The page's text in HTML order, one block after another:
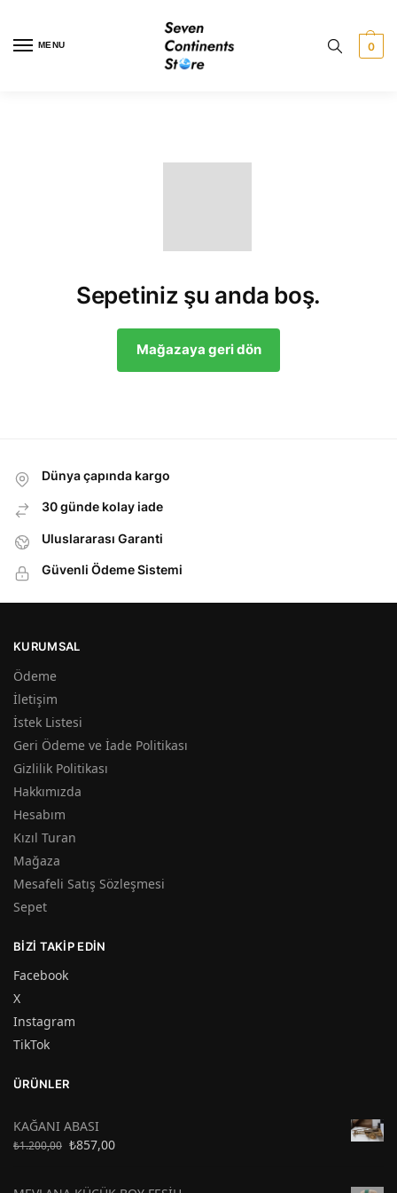
MENU 0
Sepetiniz şu anda boş.
Mağazaya geri dön
Dünya çapında kargo
30 günde kolay iade
Uluslararası Garanti
Güvenli Ödeme Sistemi
KURUMSAL
Ödeme
İletişim
İstek Listesi
Geri Ödeme ve İade Politikası
Gizlilik Politikası
Hakkımızda
Hesabım
Kızıl Turan
Mağaza
Mesafeli Satış Sözleşmesi
Sepet
BIZI TAKIP EDIN
Facebook
X
Instagram
TikTok
ÜRÜNLER
KAĞANI ABASI
₺1.200,00 ₺857,00